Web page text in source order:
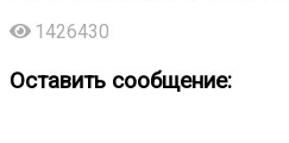
1426430
Оставить сообщение: